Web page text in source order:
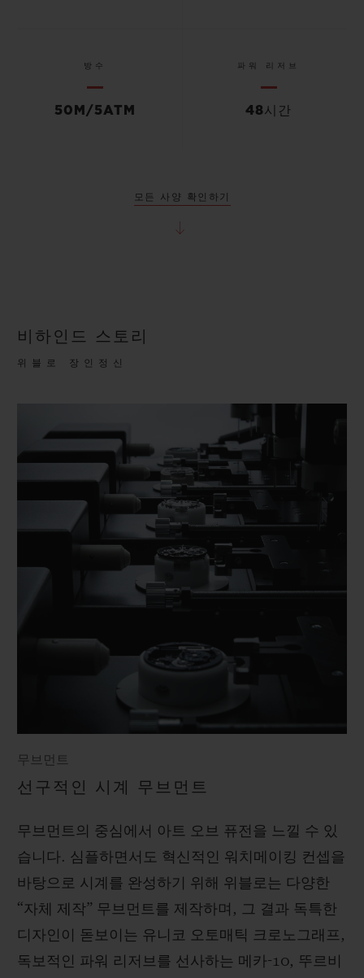
방수
50M/5ATM
파워 리저브
48시간
모든 사양 확인하기
비하인드 스토리
위블로 장인정신
무브먼트
선구적인 시계 무브먼트
무브먼트의 중심에서 아트 오브 퓨전을 느낄 수 있
습니다. 심플하면서도 혁신적인 워치메이킹 컨셉을
바탕으로 시계를 완성하기 위해 위블로는 다양한
“자체 제작” 무브먼트를 제작하며, 그 결과 독특한
디자인이 돋보이는 유니코 오토매틱 크로노그래프,
독보적인 파워 리저브를 선사하는 메카-10, 뚜르비